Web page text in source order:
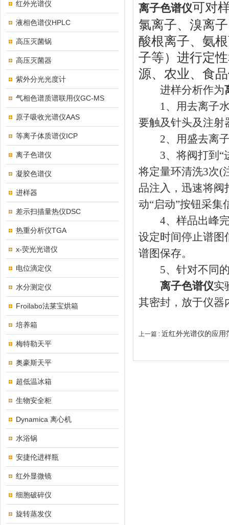
红外光谱仪
液相色谱仪HPLC
高压灭菌锅
高压灭菌器
紫外分光光度计
气相色谱质谱联用仪GC-MS
原子吸收光谱仪AAS
等离子体质谱仪ICP
离子色谱仪
凝胶色谱仪
进样器
差示扫描量热仪DSC
热重分析仪TGA
x-荧光光谱仪
电位滴定仪
水分测定仪
Froilabo法莱宝烘箱
培养箱
梅特勒天平
奥豪斯天平
超低温冰箱
生物安全柜
Dynamica 离心机
水浴锅
安捷伦进样瓶
红外显微镜
细胞破碎仪
旋转蒸发仪
离子色谱仪可对
氯离子、溴离
酸根离子、氨
子等）进行定
源、农业、食
进样分析作为
1、用去离子水
要触及针头及注射
2、用盛去离子
3、将阀打到“进
将定量环清洗3次(
品注入，迅速将阀
动“启动”按钮采集
4、样品出峰完
设定时间停止谱图
谱图保存。
5、针对不同的
离子色谱仪实
其密封，放于仪器
上一篇 : 近红外光谱仪的应用